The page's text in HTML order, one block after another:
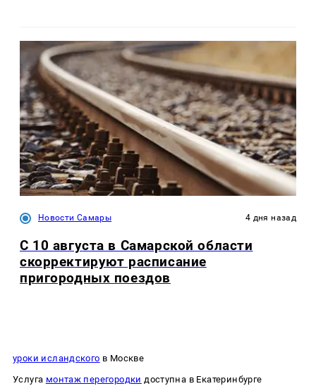
Новости Самары 4 дня назад
С 10 августа в Самарской области
скорректируют расписание
пригородных поездов
уроки исландского в Москве
Услуга монтаж перегородки доступна в Екатеринбурге